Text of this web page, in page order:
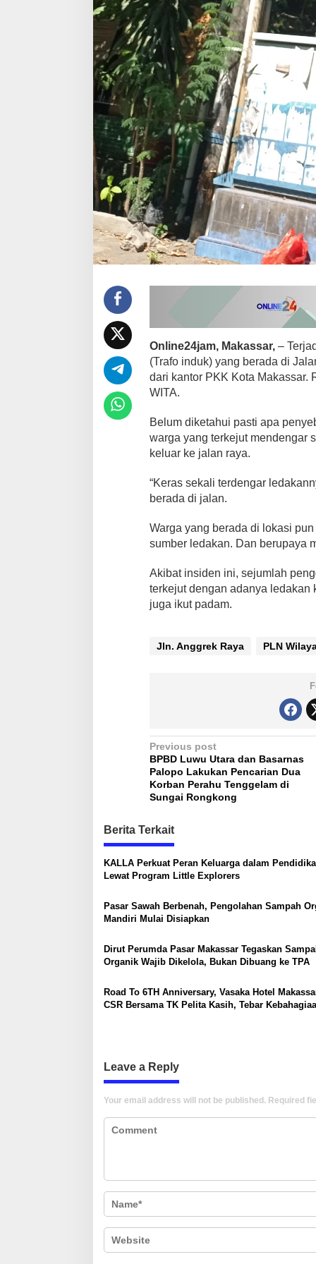
Online24jam, Makassar,–
(Trafo induk) yang berada di
dari kantor PKK Kota Makassar.
WITA.
Belum diketahui pasti apa
warga yang terkejut mendengar
keluar ke jalan raya.
“Keras sekali terdengar
berada di jalan.
Warga yang berada di lokasi
sumber ledakan. Dan berupaya
Akibat insiden ini, sejumlah
terkejut dengan adanya ledakan
juga ikut padam.
Jln. Anggrek Raya PLN
P
o
s
n
a
v
i
g
a
t
i
o
n
Previous post
BPBD Luwu Utara dan Basarnas
Palopo Lakukan Pencarian Dua
Korban Perahu Tenggelam di
Sungai Rongkong
Berita Terkait
KALLA Perkuat Peran Keluarga dalam
Lewat Program Little Explorers
Pasar Sawah Berbenah, Pengolahan Sampah
Mandiri Mulai Disiapkan
Dirut Perumda Pasar Makassar Tegaskan
Organik Wajib Dikelola, Bukan Dibuang ke TPA
Road To 6TH Anniversary, Vasaka Hotel
CSR Bersama TK Pelita Kasih, Tebar
Leave a Reply
Your email address will not be published. Required